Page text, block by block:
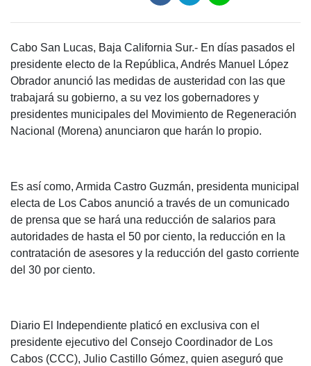
Cabo San Lucas, Baja California Sur.- En días pasados el
presidente electo de la República, Andrés Manuel López
Obrador anunció las medidas de austeridad con las que
trabajará su gobierno, a su vez los gobernadores y
presidentes municipales del Movimiento de Regeneración
Nacional (Morena) anunciaron que harán lo propio.
Es así como, Armida Castro Guzmán, presidenta municipal
electa de Los Cabos anunció a través de un comunicado
de prensa que se hará una reducción de salarios para
autoridades de hasta el 50 por ciento, la reducción en la
contratación de asesores y la reducción del gasto corriente
del 30 por ciento.
Diario El Independiente platicó en exclusiva con el
presidente ejecutivo del Consejo Coordinador de Los
Cabos (CCC), Julio Castillo Gómez, quien aseguró que